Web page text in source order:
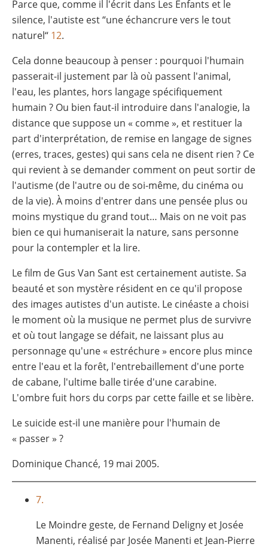
Parce que, comme il l'écrit dans Les Enfants et le
silence, l'autiste est “une échancrure vers le tout
naturel“ 12.
Cela donne beaucoup à penser : pourquoi l'humain
passerait-il justement par là où passent l'animal,
l'eau, les plantes, hors langage spécifiquement
humain ? Ou bien faut-il introduire dans l'analogie, la
distance que suppose un « comme », et restituer la
part d'interprétation, de remise en langage de signes
(erres, traces, gestes) qui sans cela ne disent rien ? Ce
qui revient à se demander comment on peut sortir de
l'autisme (de l'autre ou de soi-même, du cinéma ou
de la vie). À moins d'entrer dans une pensée plus ou
moins mystique du grand tout… Mais on ne voit pas
bien ce qui humaniserait la nature, sans personne
pour la contempler et la lire.
Le film de Gus Van Sant est certainement autiste. Sa
beauté et son mystère résident en ce qu'il propose
des images autistes d'un autiste. Le cinéaste a choisi
le moment où la musique ne permet plus de survivre
et où tout langage se défait, ne laissant plus au
personnage qu'une « estréchure » encore plus mince
entre l'eau et la forêt, l'entrebaillement d'une porte
de cabane, l'ultime balle tirée d'une carabine.
L'ombre fuit hors du corps par cette faille et se libère.
Le suicide est-il une manière pour l'humain de
« passer » ?
Dominique Chancé, 19 mai 2005.
7.
Le Moindre geste, de Fernand Deligny et Josée
Manenti, réalisé par Josée Manenti et Jean-Pierre